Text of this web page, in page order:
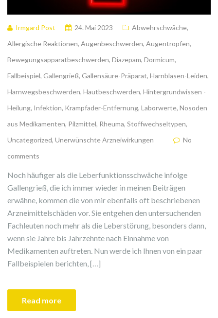
Irmgard Post 24. Mai 2023 Abwehrschwäche,
Allergische Reaktionen, Augenbeschwerden, Augentropfen,
Bewegungsapparatbeschwerden, Diazepam, Dormicum,
Fallbeispiel, Gallengrieß, Gallensäure-Präparat, Harnblasen-Leiden,
Harnwegsbeschwerden, Hautbeschwerden, Hintergrundwissen -
Heilung, Infektion, Krampfader-Entfernung, Laborwerte, Nosoden
aus Medikamenten, Pilzmittel, Rheuma, Stoffwechseltypen,
Uncategorized, Unerwünschte Arzneiwirkungen
No
comments
Noch häufiger als die Leberfunktionsschwäche infolge
Gallengrieß, die ich immer wieder in meinen Beiträgen
erwähne, kommen die von mir ebenfalls oft beschriebenen
Arzneimittelschäden vor. Sie entgehen den untersuchenden
Fachleuten noch mehr als die Leberstörung, besonders dann,
wenn sie Jahre bis Jahrzehnte nach Einnahme von
Medikamenten auftreten. Nun werde ich Ihnen von ein paar
Fallbeispielen berichten, […]
Read more